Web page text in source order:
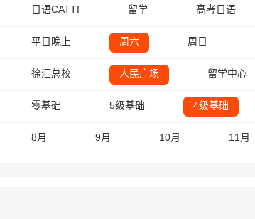
日语CATTI 留学 高考日语
平日晚上 周六 周日
徐汇总校 人民广场 留学中心
零基础 5级基础 4级基础
8月 9月 10月 11月